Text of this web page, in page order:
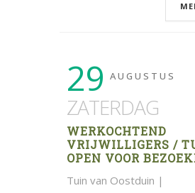
29 AUGUSTUS
ZATERDAG
WERKOCHTEND
VRIJWILLIGERS /
OPEN VOOR
Tuin van Oostduin |